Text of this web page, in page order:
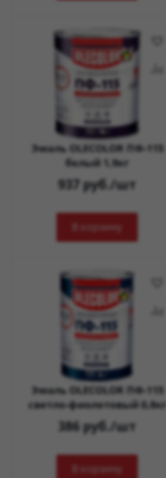
Эмаль OLECOLOR ПФ-115
белый 1,9кг
937руб./шт
В корзину
Эмаль OLECOLOR ПФ-115
светло-фиолетовый 0,8кг
386руб./шт
В корзину